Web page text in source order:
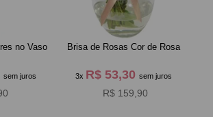
no Vaso
sem juros
Brisa de Rosas Cor de Rosa
3x R$ 53,30sem juros
R$ 159,90